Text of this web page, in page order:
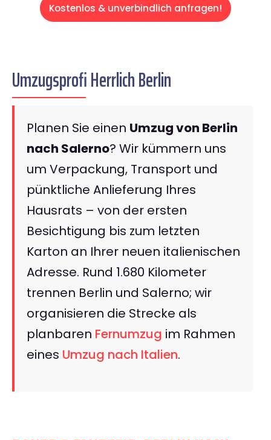
Kostenlos & unverbindlich anfragen!
Umzugsprofi Herrlich Berlin
Planen Sie einen Umzug von Berlin
nach Salerno? Wir kümmern uns
um Verpackung, Transport und
pünktliche Anlieferung Ihres
Hausrats – von der ersten
Besichtigung bis zum letzten
Karton an Ihrer neuen italienischen
Adresse. Rund 1.680 Kilometer
trennen Berlin und Salerno; wir
organisieren die Strecke als
planbaren Fernumzug im Rahmen
eines Umzug nach Italien.